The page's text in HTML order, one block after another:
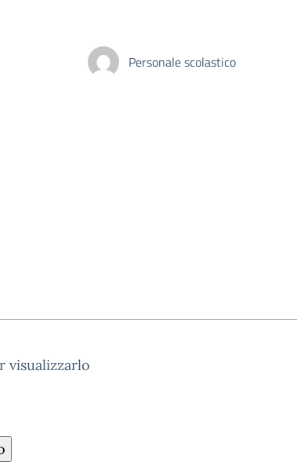
Personale scolastico
visualizzarlo